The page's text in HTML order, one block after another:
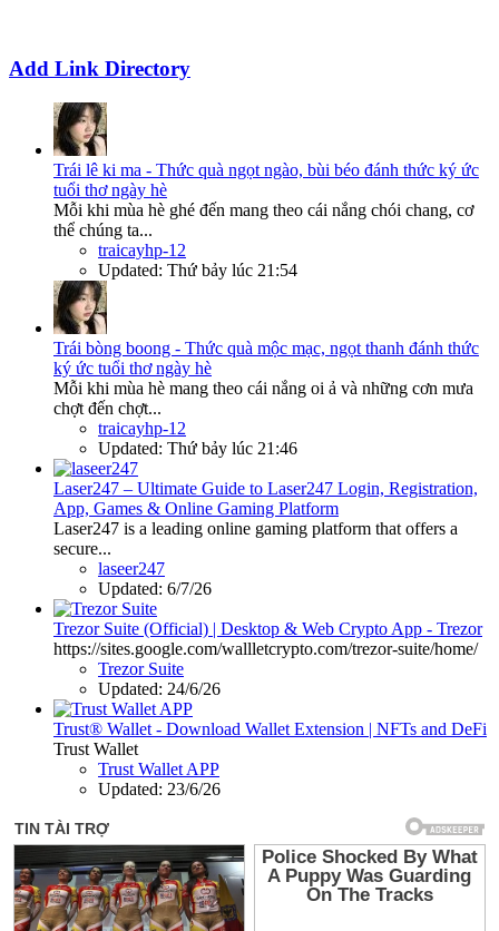
Add Link Directory
Trái lê ki ma - Thức quà ngọt ngào, bùi béo đánh thức ký ức
tuổi thơ ngày hè
Mỗi khi mùa hè ghé đến mang theo cái nắng chói chang, cơ
thể chúng ta...
traicayhp-12
Updated: Thứ bảy lúc 21:54
Trái bòng boong - Thức quà mộc mạc, ngọt thanh đánh thức
ký ức tuổi thơ ngày hè
Mỗi khi mùa hè mang theo cái nắng oi ả và những cơn mưa
chợt đến chợt...
traicayhp-12
Updated: Thứ bảy lúc 21:46
Laser247 – Ultimate Guide to Laser247 Login, Registration,
App, Games & Online Gaming Platform
Laser247 is a leading online gaming platform that offers a
secure...
laseer247
Updated: 6/7/26
Trezor Suite (Official) | Desktop & Web Crypto App - Trezor
https://sites.google.com/wallletcrypto.com/trezor-suite/home/
Trezor Suite
Updated: 24/6/26
Trust® Wallet - Download Wallet Extension | NFTs and DeFi
Trust Wallet
Trust Wallet APP
Updated: 23/6/26